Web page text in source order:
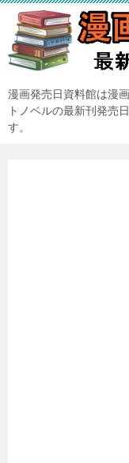
漫画発売日資料館は漫
トノベルの最新刊発売
す。